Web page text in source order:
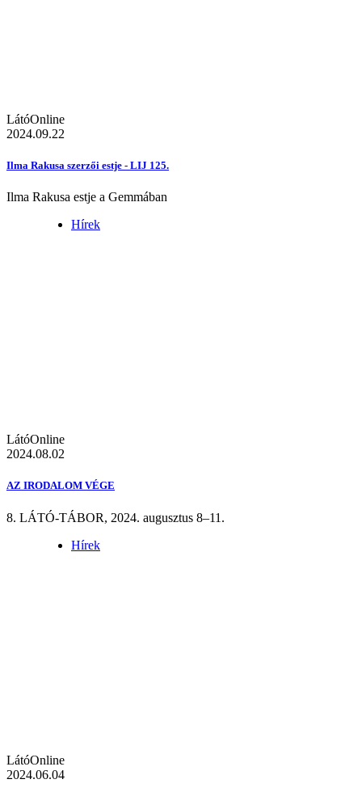
LátóOnline
2024.09.22
Ilma Rakusa szerzői estje - LIJ 125.
Ilma Rakusa estje a Gemmában
Hírek
LátóOnline
2024.08.02
AZ IRODALOM VÉGE
8. LÁTÓ-TÁBOR, 2024. augusztus 8–11.
Hírek
LátóOnline
2024.06.04